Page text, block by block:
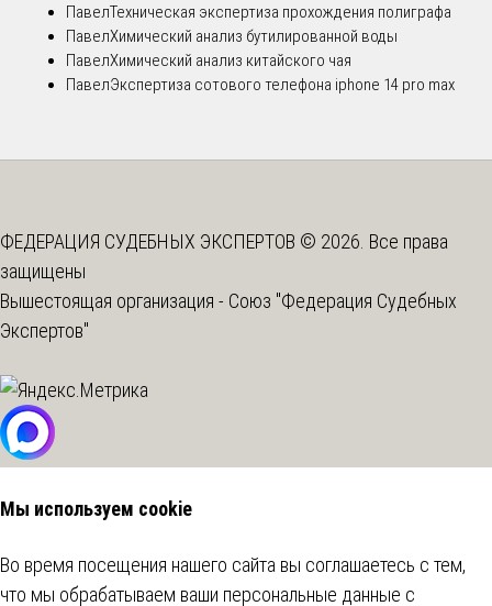
ПавелТехническая экспертиза прохождения полиграфа
ПавелХимический анализ бутилированной воды
ПавелХимический анализ китайского чая
ПавелЭкспертиза сотового телефона iphone 14 pro max
ФЕДЕРАЦИЯ СУДЕБНЫХ ЭКСПЕРТОВ © 2026. Все права
защищены
Вышестоящая организация - Союз "Федерация Судебных
Экспертов"
Мы используем cookie
Во время посещения нашего сайта вы соглашаетесь с тем,
что мы обрабатываем ваши персональные данные с